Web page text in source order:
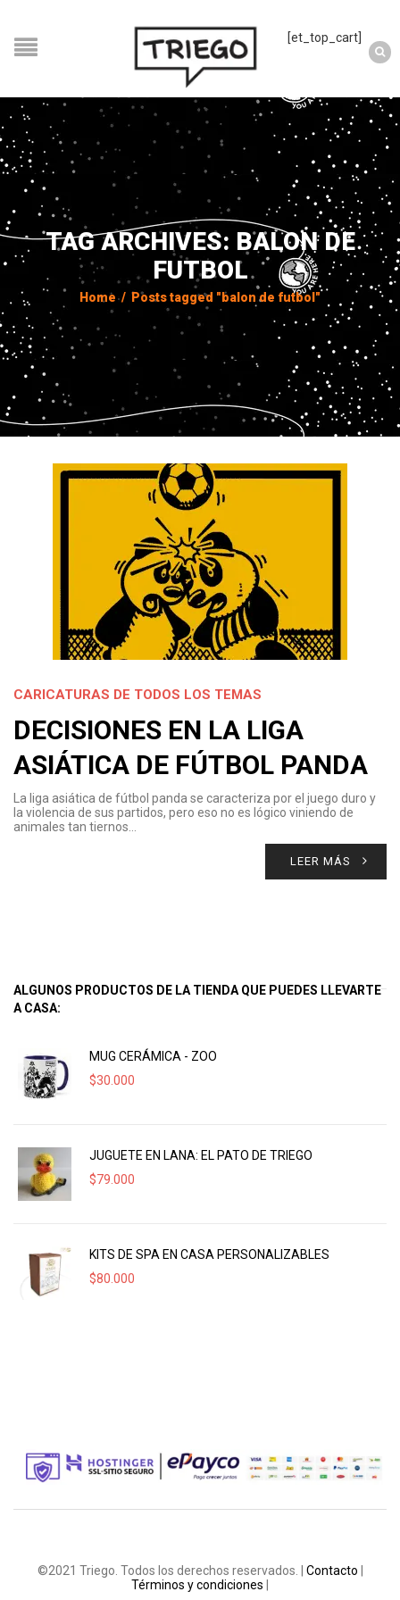
[et_top_cart]
TAG ARCHIVES: BALON DE
FUTBOL
Home / Posts tagged "balon de futbol"
CARICATURAS DE TODOS LOS TEMAS
DECISIONES EN LA LIGA
ASIÁTICA DE FÚTBOL PANDA
La liga asiática de fútbol panda se caracteriza por el juego duro y
la violencia de sus partidos, pero eso no es lógico viniendo de
animales tan tiernos…
LEER MÁS
ALGUNOS PRODUCTOS DE LA TIENDA QUE PUEDES LLEVARTE
A CASA:
MUG CERÁMICA - ZOO
$30.000
JUGUETE EN LANA: EL PATO DE TRIEGO
$79.000
KITS DE SPA EN CASA PERSONALIZABLES
$80.000
©2021 Triego. Todos los derechos reservados. | Contacto
Términos y condiciones